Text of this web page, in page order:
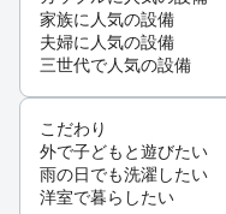
家族に人気の設備
夫婦に人気の設備
三世代で人気の設備
こだわり
外で子どもと遊びたい
雨の日でも洗濯したい
洋室で暮らしたい